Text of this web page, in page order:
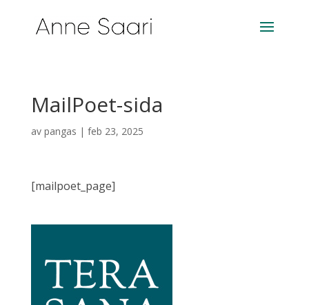
MailPoet-sida
av pangas | feb 23, 2025
[mailpoet_page]